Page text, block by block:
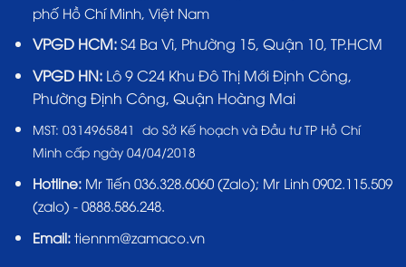
phố Hồ Chí Minh, Việt Nam
VPGD HCM:S4 Ba Vì, Phường 15, Quận 10, TP.HCM
VPGD HN:Lô 9 C24 Khu Đô Thị Mới Định Công,
Phường Định Công, Quận Hoàng Mai
MST: 0314965841 do Sở Kế hoạch và Đầu tư TP Hồ Chí
Minh cấp ngày 04/04/2018
Hotline: Mr Tiến 036.328.6060(Zalo); Mr Linh 0902.115.509
(zalo) - 0888.586.248.
Email:tiennm@zamaco.vn